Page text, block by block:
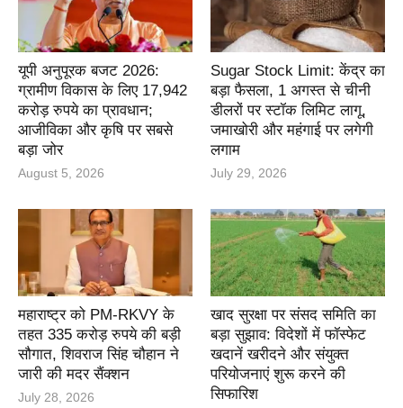
यूपी अनुपूरक बजट 2026:
ग्रामीण विकास के लिए 17,942
करोड़ रुपये का प्रावधान;
आजीविका और कृषि पर सबसे
बड़ा जोर
August 5, 2026
Sugar Stock Limit: केंद्र का
बड़ा फैसला, 1 अगस्त से चीनी
डीलरों पर स्टॉक लिमिट लागू,
जमाखोरी और महंगाई पर लगेगी
लगाम
July 29, 2026
महाराष्ट्र को PM-RKVY के
तहत 335 करोड़ रुपये की बड़ी
सौगात, शिवराज सिंह चौहान ने
जारी की मदर सैंक्शन
July 28, 2026
खाद सुरक्षा पर संसद समिति का
बड़ा सुझाव: विदेशों में फॉस्फेट
खदानें खरीदने और संयुक्त
परियोजनाएं शुरू करने की
सिफारिश